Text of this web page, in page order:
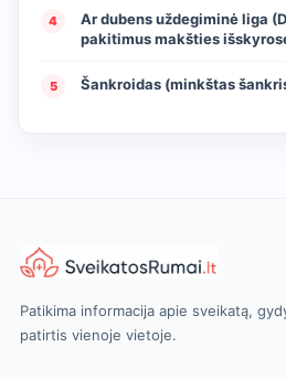
4
Ar dubens uždegiminė liga
pakitimus makšties
5 Šankroidas (minkštas
Patikima informacija apie sveikatą,
patirtis vienoje vietoje.